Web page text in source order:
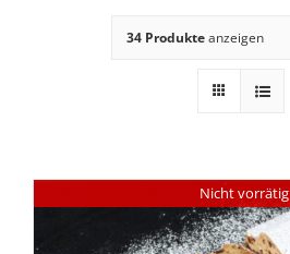
34 Produkteanzeigen
Nicht vorrätig